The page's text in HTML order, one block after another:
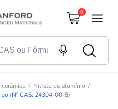
0
Nitreto de alumínio
(Nº CAS: 24304-00-5)